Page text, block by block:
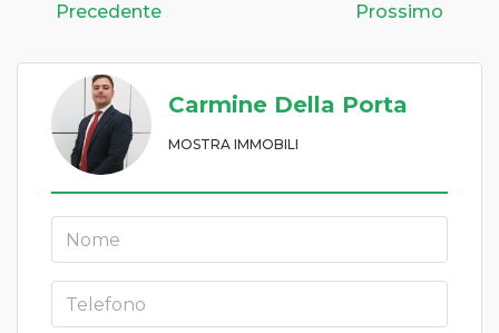
Precedente Prossimo
Carmine Della Porta
MOSTRA IMMOBILI